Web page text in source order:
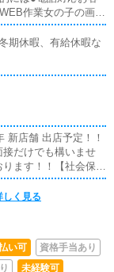
ざいます。
作業女の子の画像
更新作業●LINE、メ
ジメント女の子の勤
ホテルやご自宅に女
輩スタッフがマンツ
ります。
期休暇、有給休暇な
新店舗 出店予定！！
だけでも構いませ
ます！！【社会保険
金※18歳以上※要普通
しく見る
い可
資格手当あり
未経験可